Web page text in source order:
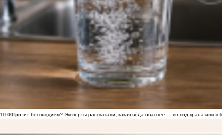
10:00Грозит бесплодием? Эксперты рассказали, какая вода опаснее — из-под крана или в